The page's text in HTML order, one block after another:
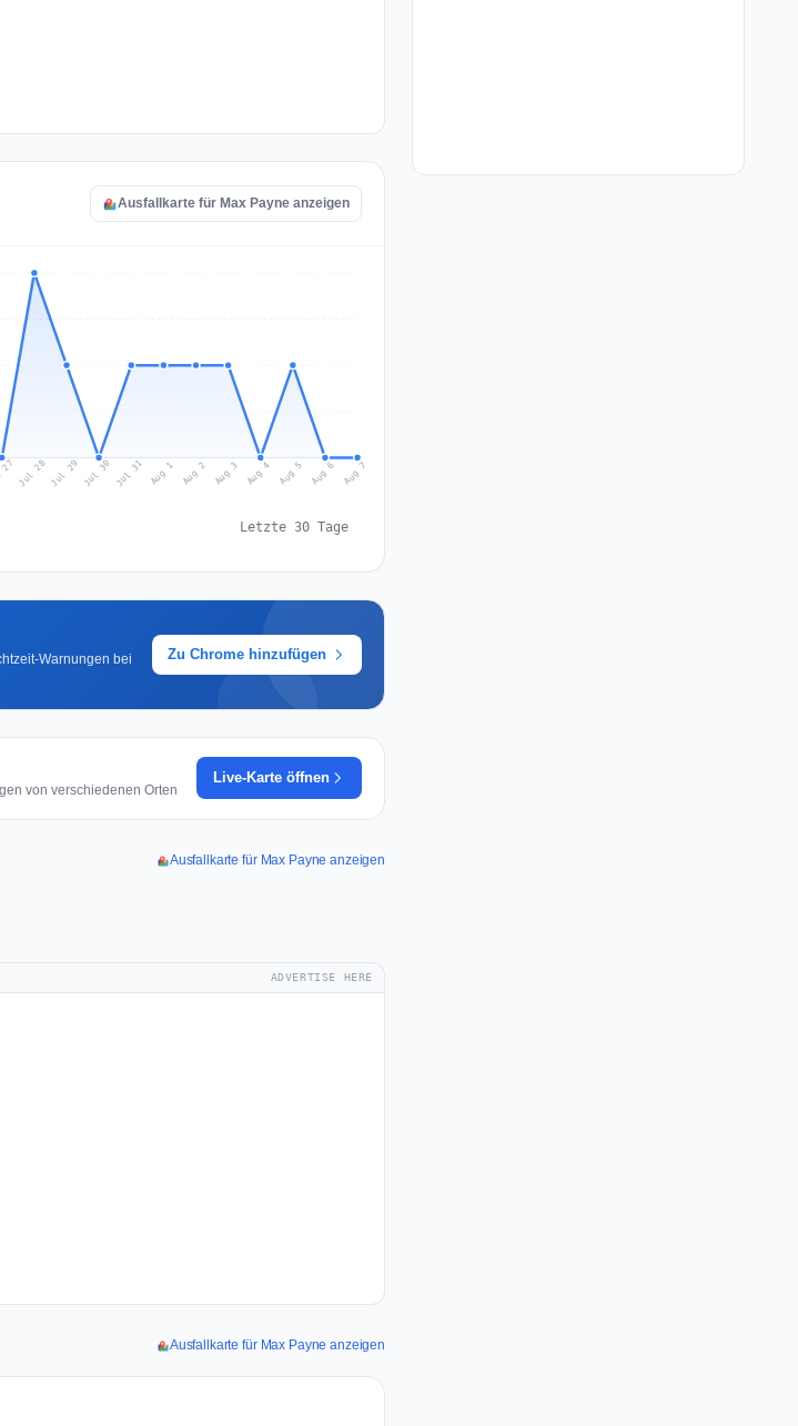
Ausfallkarte für Max Payne anzeigen
Jul 28Jul 29 Jul 30 Jul 31 Aug 1 Aug 2 Aug 3 Aug 4 Aug 5 Aug 6 Aug 7
Letzte 30 Tage
Warnungen bei
Zu Chrome hinzufügen
von verschiedenen Orten
Live-Karte öffnen
Ausfallkarte für Max Payne anzeigen
ADVERTISE HERE
Ausfallkarte für Max Payne anzeigen